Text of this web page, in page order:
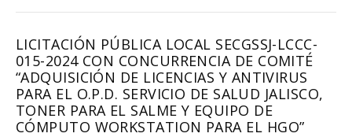
LICITACIÓN PÚBLICA LOCAL SECGSSJ-LCCC-
015-2024 CON CONCURRENCIA DE COMITÉ
“ADQUISICIÓN DE LICENCIAS Y ANTIVIRUS
PARA EL O.P.D. SERVICIO DE SALUD JALISCO,
TONER PARA EL SALME Y EQUIPO DE
CÓMPUTO WORKSTATION PARA EL HGO”